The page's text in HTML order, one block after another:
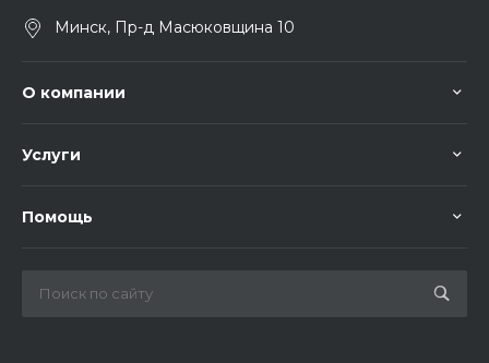
Минск, Пр-д Масюковщина 10
О компании
Услуги
Помощь